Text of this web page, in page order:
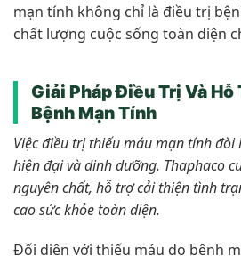
mạn tính không chỉ là điều trị
chất lượng cuộc sống toàn diện
Giải Pháp Điều Trị Và Hỗ
Bệnh Mạn Tính
Việc điều trị thiếu máu mạn tính đòi
hiện đại và dinh dưỡng. Thaphaco
nguyên chất, hỗ trợ cải thiện tình
cao sức khỏe toàn diện.
Đối diện với thiếu máu do bệnh